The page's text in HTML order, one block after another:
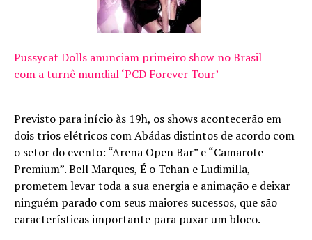
Pussycat Dolls anunciam primeiro show no Brasil
com a turnê mundial ‘PCD Forever Tour’
Previsto para início às 19h, os shows acontecerão em
dois trios elétricos com Abádas distintos de acordo com
o setor do evento: “Arena Open Bar” e “Camarote
Premium”. Bell Marques, É o Tchan e Ludimilla,
prometem levar toda a sua energia e animação e deixar
ninguém parado com seus maiores sucessos, que são
características importante para puxar um bloco.